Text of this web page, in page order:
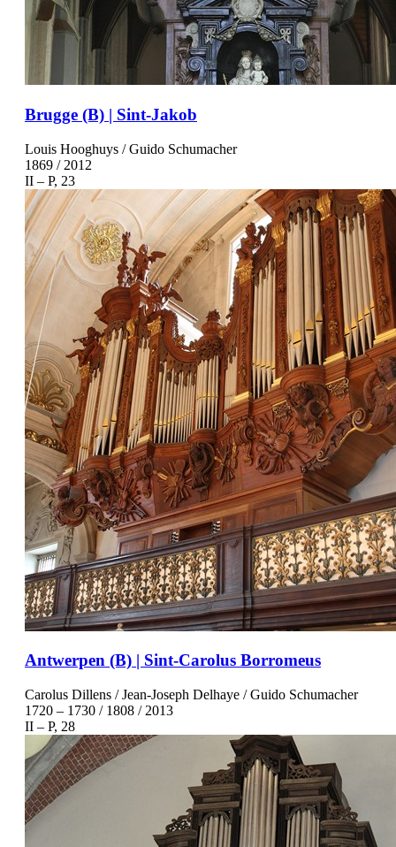
Brugge (B) | Sint-Jakob
Louis Hooghuys / Guido Schumacher
1869 / 2012
II – P, 23
Antwerpen (B) | Sint-Carolus Borromeus
Carolus Dillens / Jean-Joseph Delhaye / Guido Schumacher
1720 – 1730 / 1808 / 2013
II – P, 28